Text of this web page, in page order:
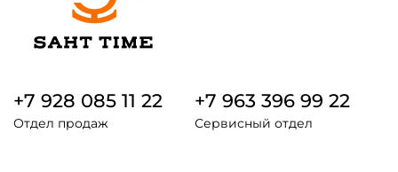
+7 928 085 11 22
Отдел продаж
+7 963 396 99 22
Сервисный отдел